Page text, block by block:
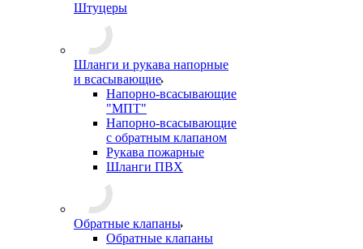
Штуцеры
Шланги и рукава напорные
и всасывающие
Напорно-всасывающие
"МПТ"
Напорно-всасывающие
с обратным клапаном
Рукава пожарные
Шланги ПВХ
Обратные клапаны
Обратные клапаны